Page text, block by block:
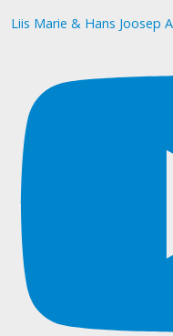
Liis Marie & Hans Joosep